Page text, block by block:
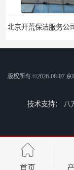
版权所有 ©2026-08-07 京
技术支持： 八
首页